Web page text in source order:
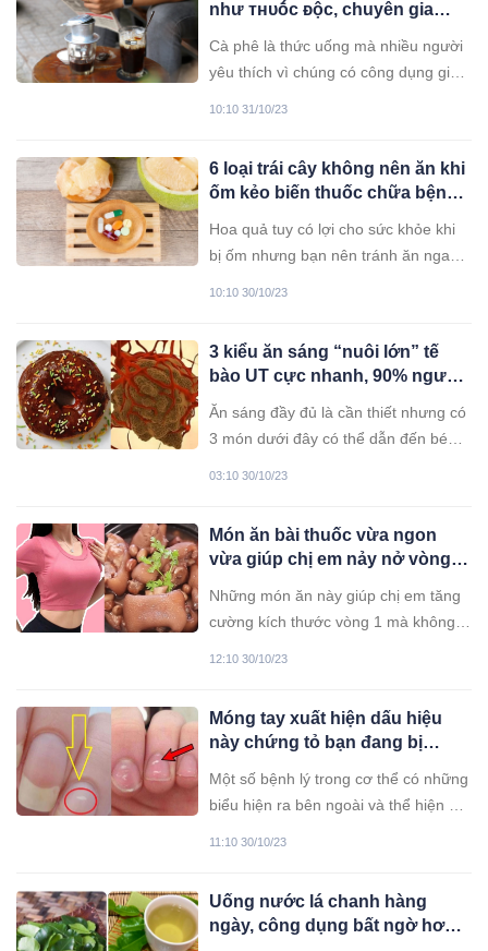
như ᴛʜυṓc ᴆộc, chuyên gia
mang lại nhiều lợi ích nhất
Cà phê là thức uống mà nhiều người
yêu thích vì chúng có công dụng giúp
có 2 thời điểm uống cà phê rất nguy
hại mà nhiều người không biết...
10:10 31/10/23
6 loại trái cây không nên ăn khi
ốm kẻo biến thuốc chữa bệnh
gây tử vong
Hoa quả tuy có lợi cho sức khỏe khi
bị ốm nhưng bạn nên tránh ăn ngay
10:10 30/10/23
3 kiểu ăn sáng “nuôi lớn” tế
bào UT cực nhanh, 90% người
Việt phạm phải mỗi ngày
Ăn sáng đầy đủ là cần thiết nhưng có
3 món dưới đây có thể dẫn đến béo
03:10 30/10/23
Món ăn bài thuốc vừa ngon
vừa giúp chị em nảy nở vòng 1,
lão hóa
Những món ăn này giúp chị em tăng
cường kích thước vòng 1 mà không
12:10 30/10/23
Móng tay xuất hiện dấu hiệu
này chứng tỏ bạn đang bị
Một số bệnh lý trong cơ thể có những
biểu hiện ra bên ngoài và thể hiện ở
11:10 30/10/23
Uống nước lá chanh hàng
ngày, công dụng bất ngờ hơn